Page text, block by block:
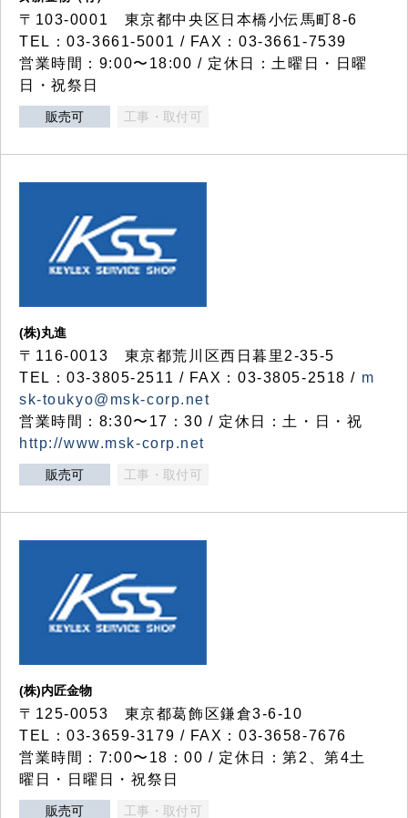
〒103-0001 東京都中央区日本橋小伝馬町8-6
TEL：03-3661-5001 / FAX：03-3661-7539
営業時間：9:00〜18:00 / 定休日：土曜日・日曜
日・祝祭日
販売可 工事・取付可
(株)丸進
〒116-0013 東京都荒川区西日暮里2-35-5
TEL：03-3805-2511 / FAX：03-3805-2518 / m
sk-toukyo@msk-corp.net
営業時間：8:30〜17：30 / 定休日：土・日・祝
http://www.msk-corp.net
販売可 工事・取付可
(株)内匠金物
〒125-0053 東京都葛飾区鎌倉3-6-10
TEL：03-3659-3179 / FAX：03-3658-7676
営業時間：7:00〜18：00 / 定休日：第2、第4土
曜日・日曜日・祝祭日
販売可 工事・取付可